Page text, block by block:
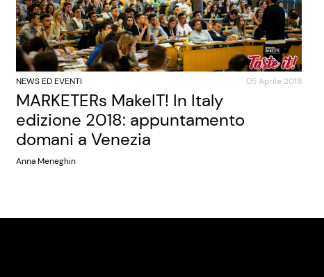
NEWS ED EVENTI 05 Aprile 2018
MARKETERs MakeIT! In Italy
edizione 2018: appuntamento
domani a Venezia
Anna Meneghin